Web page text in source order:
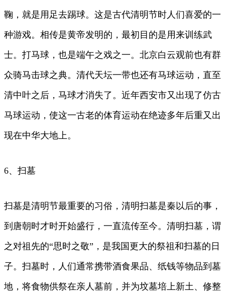
鞠，就是用足去踢球。这是古代清明节时人们喜爱的一
种游戏。相传是黄帝发明的，最初目的是用来训练武
士。打马球，也是端午之戏之一。北京白云观前也有群
众骑马击球之典。清代天坛一带也还有马球运动，直至
清中叶之后，马球才消失了。近年西安市又出现了仿古
马球运动，使这一古老的体育运动在绝迹多年后重又出
现在中华大地上。
6、扫墓
扫墓是清明节最重要的习俗，清明扫墓是秦以后的事，
到唐朝时才时开始盛行，一直流传至今。清明扫墓，谓
之对祖先的“思时之敬”，是我国更大的祭祖和扫墓的日
子。扫墓时，人们通常携带酒食果品、纸钱等物品到墓
地，将食物供祭在亲人墓前，并为坟墓培上新土、修整